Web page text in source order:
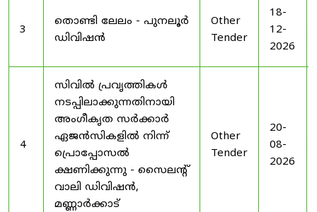
3
തൊണ്ടി ലേലം - പുനലൂർ
ഡിവിഷൻ
Other
Tender
18-
12-
2026
4
സിവിൽ പ്രവൃത്തികൾ
നടപ്പിലാക്കുന്നതിനായി
അംഗീകൃത സർക്കാർ
ഏജൻസികളിൽ നിന്ന്
പ്രൊപ്പോസൽ
ക്ഷണിക്കുന്നു - സൈലന്റ്
വാലി ഡിവിഷൻ,
മണ്ണാർക്കാട്
Other
Tender
20-
08-
2026